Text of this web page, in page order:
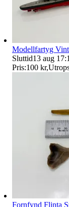
Modellfartyg
Sluttid13 aug
Pris:100 kr,
Fornfynd Flinta